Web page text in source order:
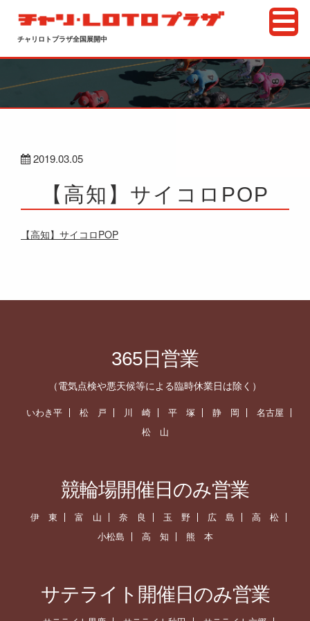
チャリロトプラザ全国展開中
2019.03.05
【高知】サイコロPOP
【高知】サイコロPOP
365日営業
（電気点検や悪天候等による臨時休業日は除く）
いわき平 松 戸 川 崎 平 塚 静 岡
名古屋
松 山
競輪場開催日のみ営業
伊 東 富 山 奈 良 玉 野 広 島
高 松
小松島
高 知 熊 本
サテライト開催日のみ営業